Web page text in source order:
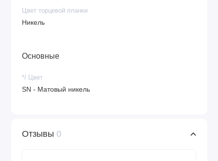
Цвет торцевой планки
Никель
Основные
*/ Цвет
SN - Матовый никель
Отзывы 0